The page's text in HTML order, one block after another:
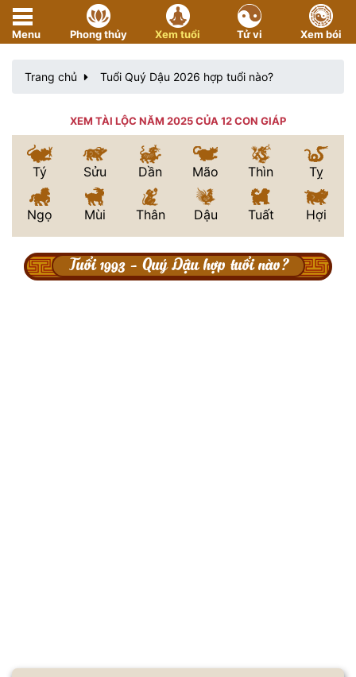
Menu Phong thủy Xem tuổi Tử vi Xem bói
Trang chủ Tuổi Quý Dậu 2026 hợp tuổi nào?
XEM TÀI LỘC NĂM 2025 CỦA 12 CON GIÁP
Tý Sửu Dần Mão Thìn Tỵ
Ngọ Mùi Thân Dậu Tuất Hợi
Tuổi 1993 - Quý Dậu hợp tuổi nào?